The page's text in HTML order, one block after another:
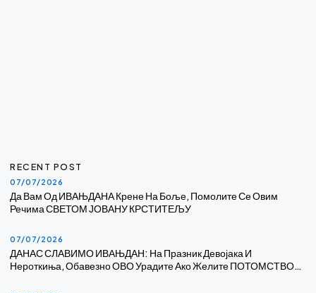
RECENT POST
07/07/2026
Да Вам Од ИВАЊДАНА Крене На Боље, Помолите Се Овим
Речима СВЕТОМ ЈОВАНУ КРСТИТЕЉУ
07/07/2026
ДАНАС СЛАВИМО ИВАЊДАН: На Празник Девојака И
Нероткиња, Обавезно ОВО Урадите Ако Желите ПОТОМСТВО…